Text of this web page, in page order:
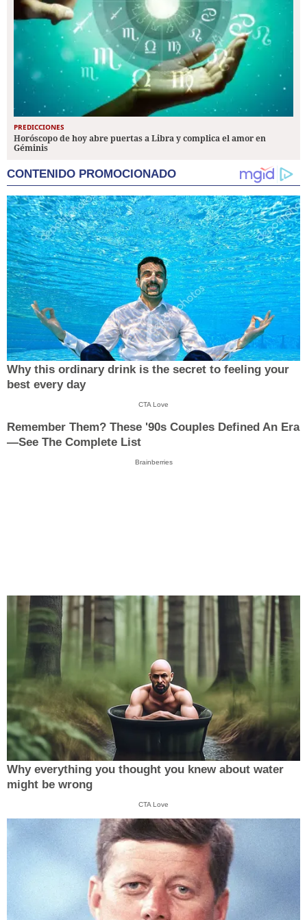
PREDICCIONES
Horóscopo de hoy abre puertas a Libra y complica el amor en
Géminis
CONTENIDO PROMOCIONADO
Why this ordinary drink is the secret to feeling your
best every day
CTA Love
Remember Them? These '90s Couples Defined An Era
—See The Complete List
Brainberries
Why everything you thought you knew about water
might be wrong
CTA Love